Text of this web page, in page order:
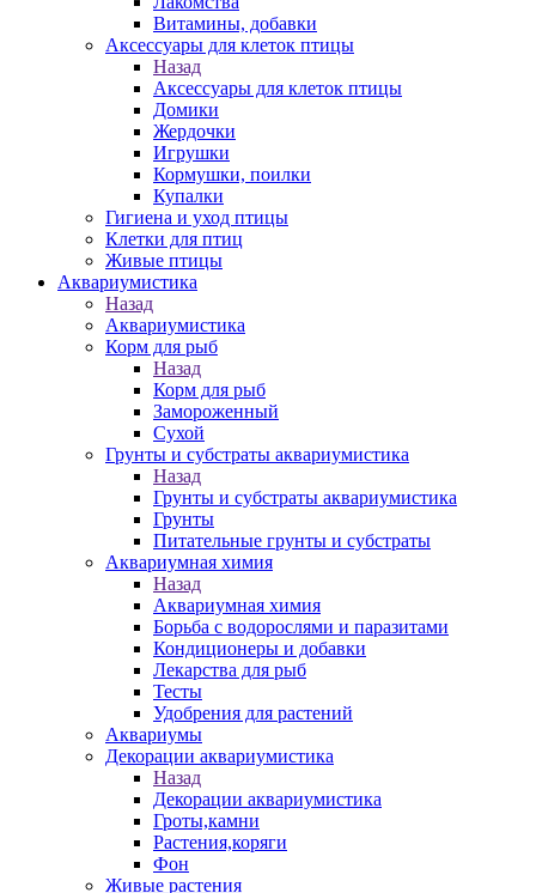
Витамины, добавки
Аксессуары для клеток птицы
Назад
Аксессуары для клеток птицы
Домики
Жердочки
Игрушки
Кормушки, поилки
Купалки
Гигиена и уход птицы
Клетки для птиц
Живые птицы
Аквариумистика
Назад
Аквариумистика
Корм для рыб
Назад
Корм для рыб
Замороженный
Сухой
Грунты и субстраты аквариумистика
Назад
Грунты и субстраты аквариумистика
Грунты
Питательные грунты и субстраты
Аквариумная химия
Назад
Аквариумная химия
Борьба с водорослями и паразитами
Кондиционеры и добавки
Лекарства для рыб
Тесты
Удобрения для растений
Аквариумы
Декорации аквариумистика
Назад
Декорации аквариумистика
Гроты,камни
Растения,коряги
Фон
Живые растения